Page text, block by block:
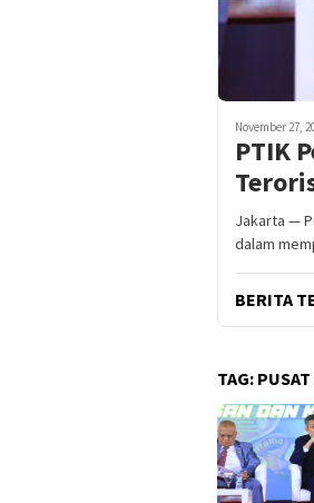
November 27,
PTIK
Jakarta —
dalam
BERITA
TAG: